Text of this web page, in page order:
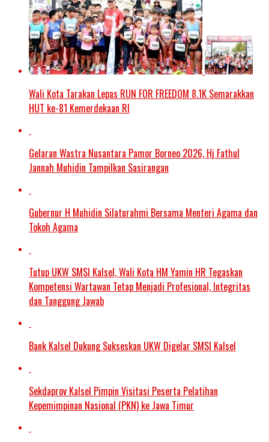
Wali Kota Tarakan Lepas RUN FOR FREEDOM 8.1K Semarakkan
HUT ke-81 Kemerdekaan RI
Gelaran Wastra Nusantara Pamor Borneo 2026, Hj Fathul
Jannah Muhidin Tampilkan Sasirangan
Gubernur H Muhidin Silaturahmi Bersama Menteri Agama dan
Tokoh Agama
Tutup UKW SMSI Kalsel, Wali Kota HM Yamin HR Tegaskan
Kompetensi Wartawan Tetap Menjadi Profesional, Integritas
dan Tanggung Jawab
Bank Kalsel Dukung Sukseskan UKW Digelar SMSI Kalsel
Sekdaprov Kalsel Pimpin Visitasi Peserta Pelatihan
Kepemimpinan Nasional (PKN) ke Jawa Timur